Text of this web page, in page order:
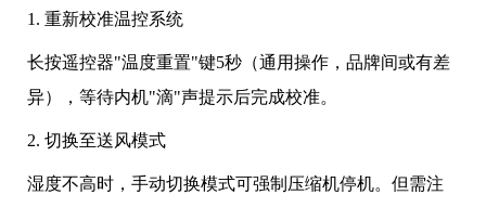
1. 重新校准温控系统
长按遥控器"温度重置"键5秒（通用操作，品牌间或有差
异），等待内机"滴"声提示后完成校准。
2. 切换至送风模式
湿度不高时，手动切换模式可强制压缩机停机。但需注